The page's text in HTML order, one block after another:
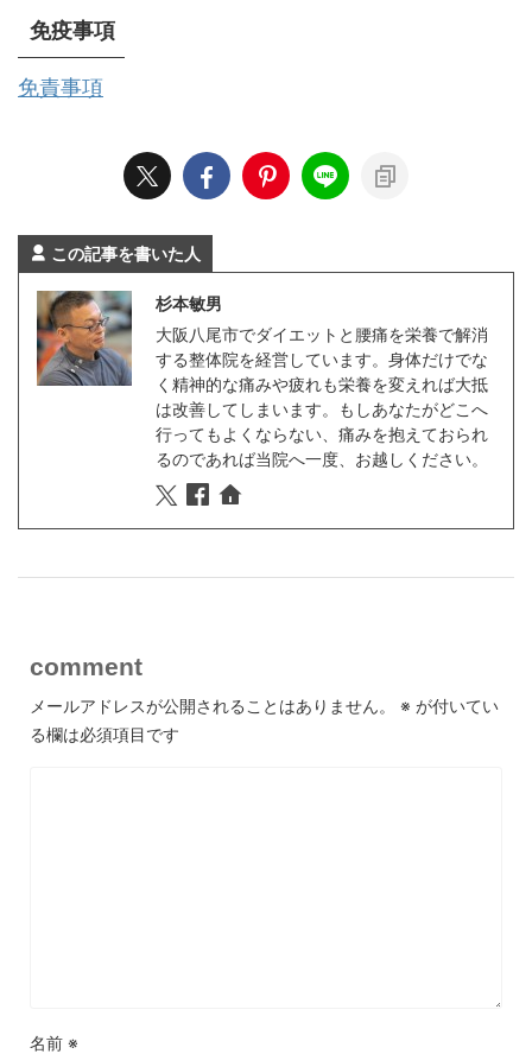
免疫事項
免責事項
この記事を書いた人
杉本敏男
大阪八尾市でダイエットと腰痛を栄養で解消
する整体院を経営しています。身体だけでな
く精神的な痛みや疲れも栄養を変えれば大抵
は改善してしまいます。もしあなたがどこへ
行ってもよくならない、痛みを抱えておられ
るのであれば当院へ一度、お越しください。
comment
メールアドレスが公開されることはありません。 ※ が付いてい
る欄は必須項目です
名前 ※